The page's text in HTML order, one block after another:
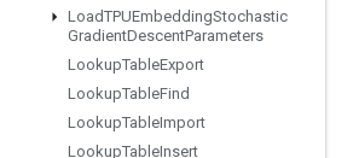
LoadTPUEmbeddingStochastic
GradientDescentParameters
LookupTableExport
LookupTableFind
LookupTableImport
LookupTableInsert